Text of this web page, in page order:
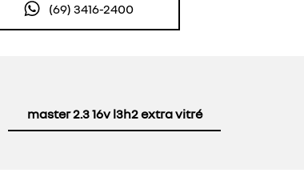
(69) 3416-2400
master 2.3 16v l3h2 extra vitré